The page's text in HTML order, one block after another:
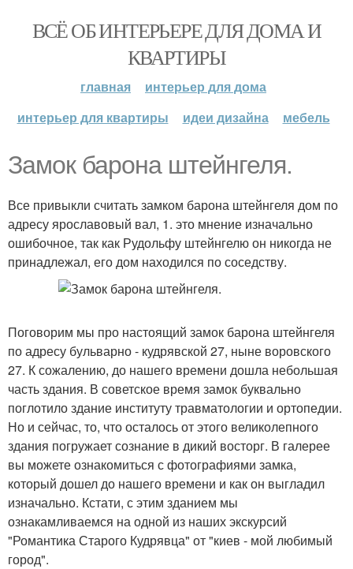
ВСЁ ОБ ИНТЕРЬЕРЕ ДЛЯ ДОМА И
КВАРТИРЫ
главная
интерьер для дома
интерьер для квартиры
идеи дизайна мебель
Замок барона штейнгеля.
Все привыкли считать замком барона штейнгеля дом по
адресу ярославовый вал, 1. это мнение изначально
ошибочное, так как Рудольфу штейнгелю он никогда не
принадлежал, его дом находился по соседству.
Поговорим мы про настоящий замок барона штейнгеля
по адресу бульварно - кудрявской 27, ныне воровского
27. К сожалению, до нашего времени дошла небольшая
часть здания. В советское время замок буквально
поглотило здание институту травматологии и ортопедии.
Но и сейчас, то, что осталось от этого великолепного
здания погружает сознание в дикий восторг. В галерее
вы можете ознакомиться с фотографиями замка,
который дошел до нашего времени и как он выгладил
изначально. Кстати, с этим зданием мы
ознакамливаемся на одной из наших экскурсий
"Романтика Старого Кудрявца" от "киев - мой любимый
город".